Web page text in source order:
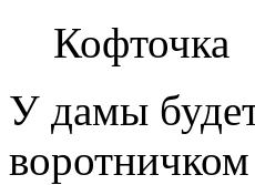
Кофточка
У дамы